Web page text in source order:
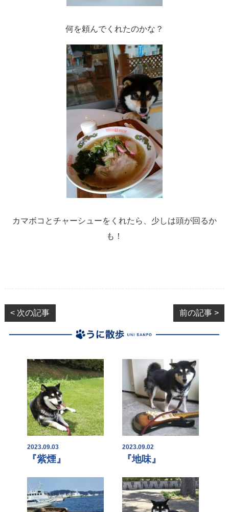
何を頼んでくれたのかな？
カマボコとチャーシューをくれたら、少しは頭が回るか
も！
< 次の記事 前の記事 >
2023.09.03
『紫煙』
2023.09.02
『地味』